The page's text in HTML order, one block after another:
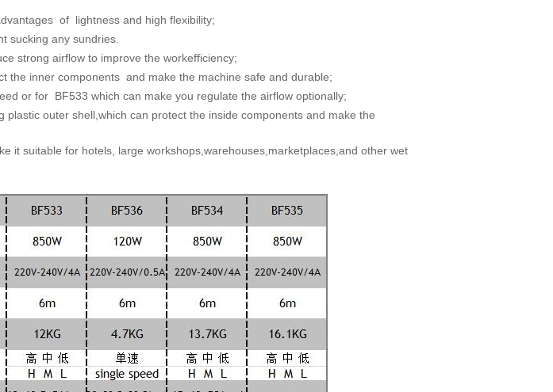
of lightness and high flexibility;
sucking any sundries.
strong airflow to improve the workefficiency;
the inner components and make the machine safe and durable;
or for BF533 which can make you regulate the airflow optionally;
plastic outer shell,which can protect the inside components and make the
it suitable for hotels, large workshops,warehouses,marketplaces,and other wet